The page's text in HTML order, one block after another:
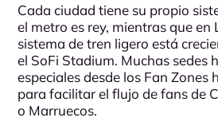
Cada ciudad tiene su propio
el metro es rey, mientras que en
sistema de tren ligero está
el SoFi Stadium. Muchas sedes
especiales desde los Fan Zones
para facilitar el flujo de fans de
o Marruecos.